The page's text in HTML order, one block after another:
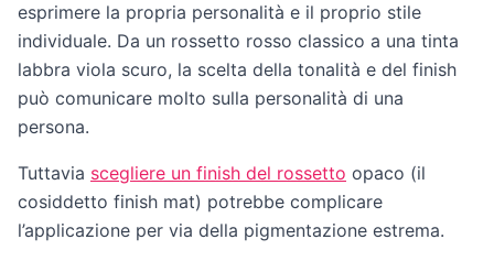
esprimere la propria personalità e il proprio stile
individuale. Da un rossetto rosso classico a una tinta
labbra viola scuro, la scelta della tonalità e del finish
può comunicare molto sulla personalità di una
persona.
Tuttavia scegliere un finish del rossetto opaco (il
cosiddetto finish mat) potrebbe complicare
l’applicazione per via della pigmentazione estrema.